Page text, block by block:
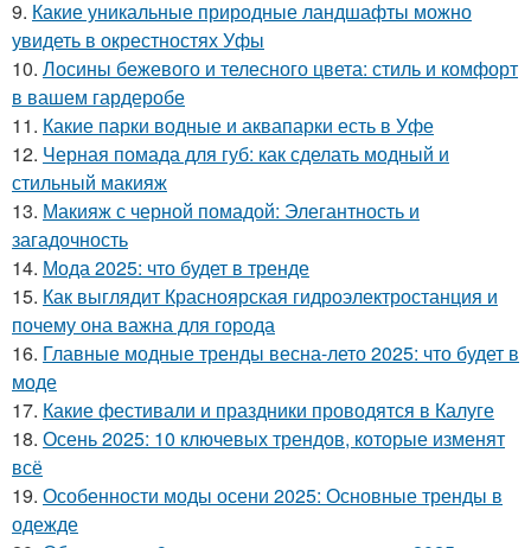
9. Какие уникальные природные ландшафты можно
увидеть в окрестностях Уфы
10. Лосины бежевого и телесного цвета: стиль и комфорт
в вашем гардеробе
11. Какие парки водные и аквапарки есть в Уфе
12. Черная помада для губ: как сделать модный и
стильный макияж
13. Макияж с черной помадой: Элегантность и
загадочность
14. Мода 2025: что будет в тренде
15. Как выглядит Красноярская гидроэлектростанция и
почему она важна для города
16. Главные модные тренды весна-лето 2025: что будет в
моде
17. Какие фестивали и праздники проводятся в Калуге
18. Осень 2025: 10 ключевых трендов, которые изменят
всё
19. Особенности моды осени 2025: Основные тренды в
одежде